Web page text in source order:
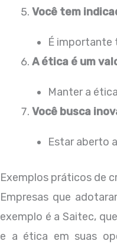
Você tem
É importante
A ética é um
Manter a
Você busca
Estar aberto
Exemplos práticos de
Empresas que
exemplo é a Saitec,
e a ética em suas